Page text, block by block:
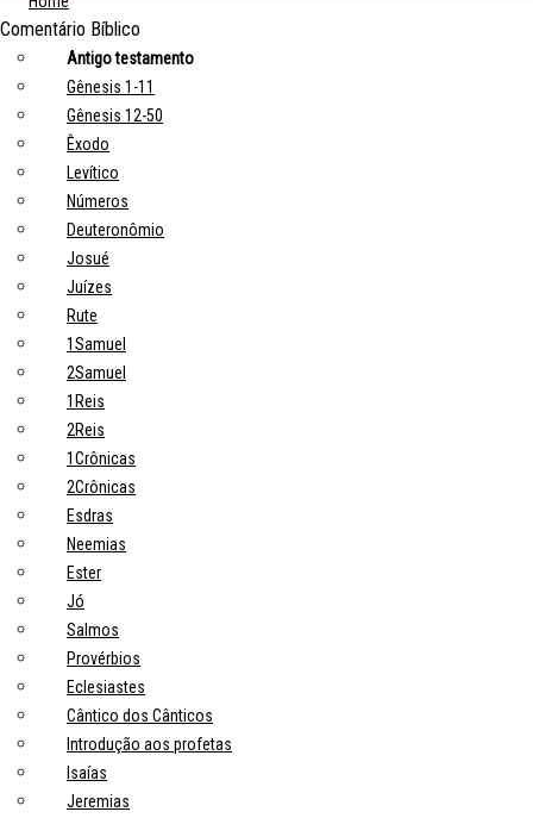
Comentário Bíblico
Antigo testamento
Gênesis 1-11
Gênesis 12-50
Êxodo
Levítico
Números
Deuteronômio
Josué
Juízes
Rute
1Samuel
2Samuel
1Reis
2Reis
1Crônicas
2Crônicas
Esdras
Neemias
Ester
Jó
Salmos
Provérbios
Eclesiastes
Cântico dos Cânticos
Introdução aos profetas
Isaías
Jeremias